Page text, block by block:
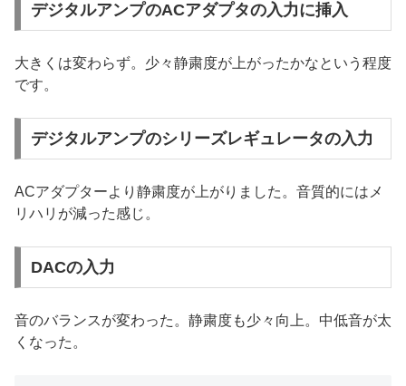
デジタルアンプのACアダプタの入力に挿入
大きくは変わらず。少々静粛度が上がったかなという程度
です。
デジタルアンプのシリーズレギュレータの入力
ACアダプターより静粛度が上がりました。音質的にはメ
リハリが減った感じ。
DACの入力
音のバランスが変わった。静粛度も少々向上。中低音が太
くなった。